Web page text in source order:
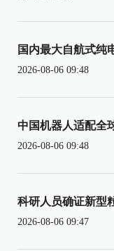
国内最大自航式纯
2026-08-06 09:48
中国机器人适配全
2026-08-06 09:48
科研人员确证新型
2026-08-06 09:47